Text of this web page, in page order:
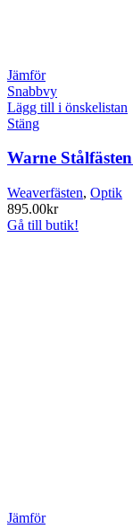
Jämför
Snabbvy
Lägg till i önskelistan
Stäng
Warne
Weaverfästen, Optik
895.00kr
Gå till butik!
Jämför